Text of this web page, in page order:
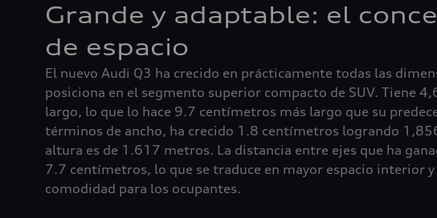
Grande y adaptable: el
de espacio
El nuevo Audi Q3 ha crecido en prácticamente todas las
posiciona en el segmento superior compacto de SUV. Tiene
largo, lo que lo hace 9.7 centímetros más largo que su
términos de ancho, ha crecido 1.8 centímetros logrando
altura es de 1.617 metros. La distancia entre ejes que ha
7.7 centímetros, lo que se traduce en mayor espacio interior y
comodidad para los ocupantes.